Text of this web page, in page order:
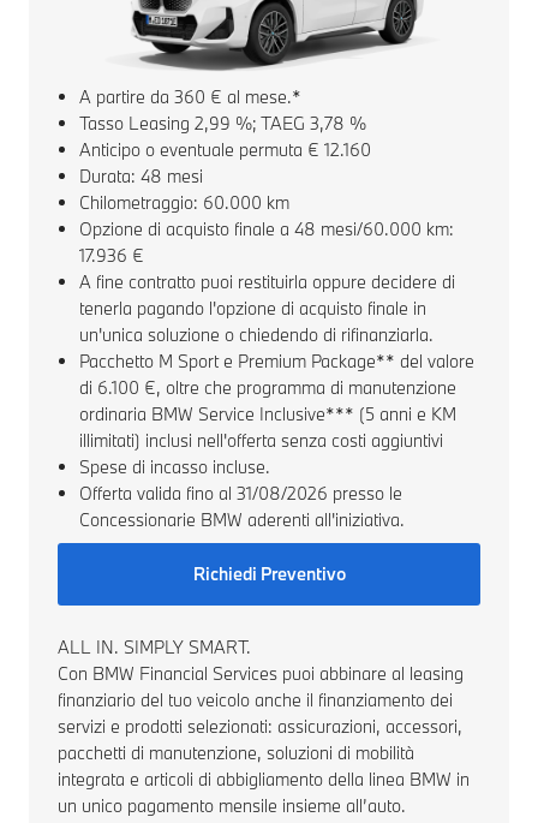
A partire da 360 € al mese.*
Tasso Leasing 2,99 %; TAEG 3,78 %
Anticipo o eventuale permuta € 12.160
Durata: 48 mesi
Chilometraggio: 60.000 km
Opzione di acquisto finale a 48 mesi/60.000 km:
17.936 €
A fine contratto puoi restituirla oppure decidere di
tenerla pagando l'opzione di acquisto finale in
un'unica soluzione o chiedendo di rifinanziarla.
Pacchetto M Sport e Premium Package** del valore
di 6.100 €, oltre che programma di manutenzione
ordinaria BMW Service Inclusive*** (5 anni e KM
illimitati) inclusi nell'offerta senza costi aggiuntivi
Spese di incasso incluse.
Offerta valida fino al 31/08/2026 presso le
Concessionarie BMW aderenti all'iniziativa.
Richiedi Preventivo
ALL IN. SIMPLY SMART.
Con BMW Financial Services puoi abbinare al leasing
finanziario del tuo veicolo anche il finanziamento dei
servizi e prodotti selezionati: assicurazioni, accessori,
pacchetti di manutenzione, soluzioni di mobilità
integrata e articoli di abbigliamento della linea BMW in
un unico pagamento mensile insieme all’auto.